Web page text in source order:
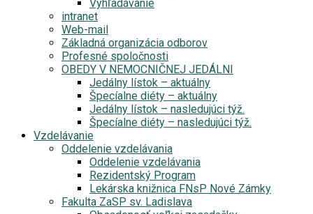
Vyhľadávanie
intranet
Web-mail
Základná organizácia odborov
Profesné spoločnosti
OBEDY V NEMOCNIČNEJ JEDÁLNI
Jedálny lístok – aktuálny
Špecíalne diéty – aktuálny
Jedálny lístok – nasledujúci týž.
Špecíalne diéty – nasledujúci týž.
Vzdelávanie
Oddelenie vzdelávania
Oddelenie vzdelávania
Rezidentský Program
Lekárska knižnica FNsP Nové Zámky
Fakulta ZaSP sv. Ladislava